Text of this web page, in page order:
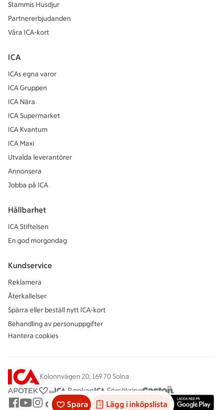
Spara Lägg i inköpslista
Stammis Husdjur
Partnererbjudanden
Våra ICA-kort
ICA
ICAs egna varor
ICA Gruppen
ICA Nära
ICA Supermarket
ICA Kvantum
ICA Maxi
Utvalda leverantörer
Annonsera
Jobba på ICA
Hållbarhet
ICA Stiftelsen
En god morgondag
Kundservice
Reklamera
Återkallelser
Spärra eller beställ nytt ICA-kort
Behandling av personuppgifter
Hantera cookies
Kolonnvägen 20, 169 70 Solna